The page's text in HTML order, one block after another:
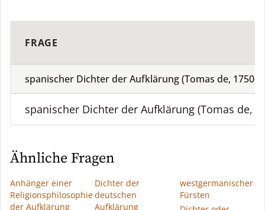
FRAGE
spanischer Dichter der Aufklärung (Tomas de, 1750-
spanischer Dichter der Aufklärung (Tomas de,
Ähnliche Fragen
Anhänger einer
Religionsphilosophie
der Aufklärung
Dichter der
deutschen
Aufklärung
westgermanischer
Fürsten